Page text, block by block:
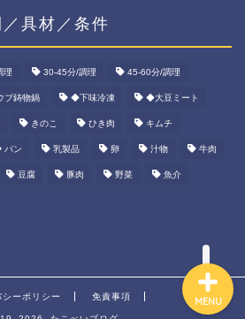
／具材／条件
理 30-45分/調理 45-60分/調理
ブ鋳物鍋 ◆下味冷凍 ◆大豆ミート
きのこ ひき肉 キムチ
パン 乳製品 卵 汁物 牛肉
豆腐 豚肉 野菜 魚介
シーポリシー 免責事項 MENU
ホーム
資産運用
ダイエット